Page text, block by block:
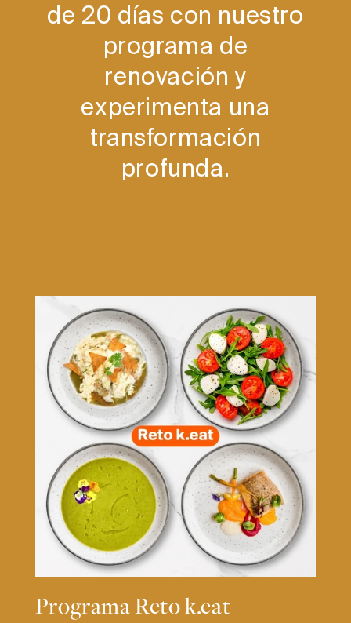
de 20 días con nuestro
programa de
renovación y
experimenta una
transformación
profunda.
Programa Reto k.eat